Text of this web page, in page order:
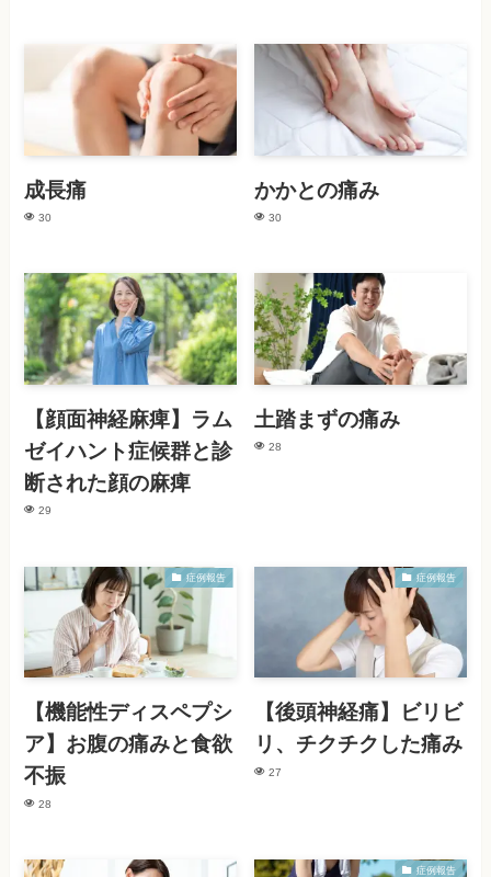
成長痛
30
かかとの痛み
30
【顔面神経麻痺】ラム
ゼイハント症候群と診
断された顔の麻痺
29
土踏まずの痛み
28
症例報告
【機能性ディスペプシ
ア】お腹の痛みと食欲
不振
28
症例報告
【後頭神経痛】ビリビ
リ、チクチクした痛み
27
症例報告